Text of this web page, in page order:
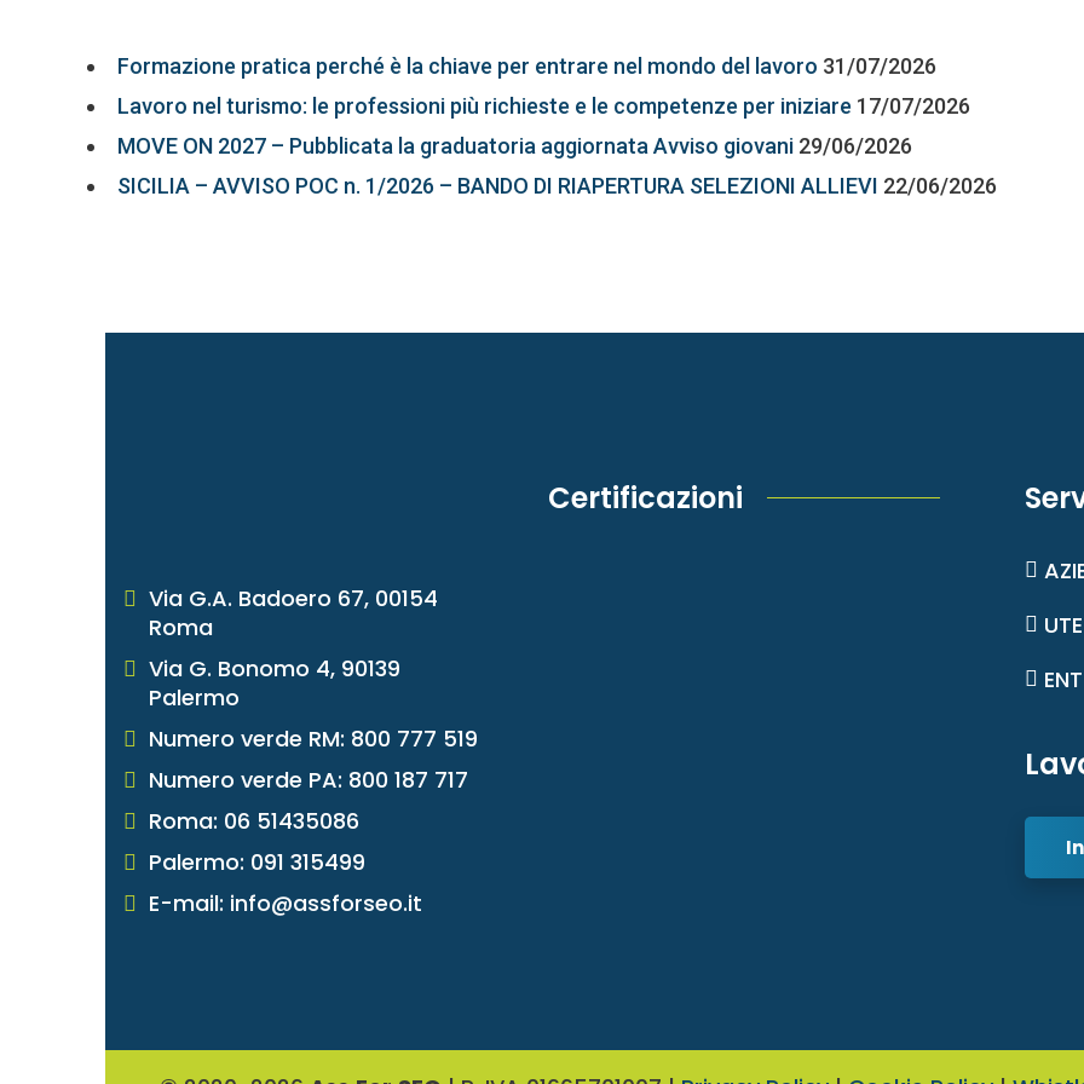
Formazione pratica perché è la chiave per entrare nel mondo del lavoro 31/07/2026
Lavoro nel turismo: le professioni più richieste e le competenze per iniziare 17/07/2026
MOVE ON 2027 – Pubblicata la graduatoria aggiornata Avviso giovani 29/06/2026
SICILIA – AVVISO POC n. 1/2026 – BANDO DI RIAPERTURA SELEZIONI ALLIEVI 22/06/2026
Via G.A. Badoero 67, 00154
Roma
Via G. Bonomo 4, 90139
Palermo
Numero verde RM: 800 777 519
Numero verde PA: 800 187 717
Roma: 06 51435086
Palermo: 091 315499
E-mail: info@assforseo.it
Certificazioni